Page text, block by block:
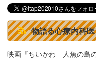
物語る心療内科
映画『ちいかわ 人魚の島